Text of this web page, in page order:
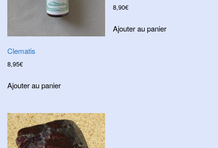
Clematis
8,95€
Ajouter au panier
8,90€
Ajouter au panier